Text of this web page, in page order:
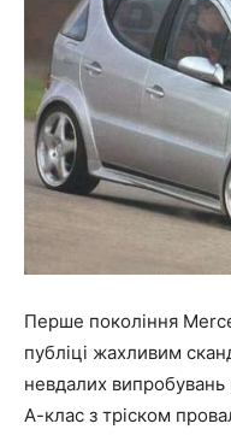
Перше покоління
публіці жахливим
невдалих випробувань
А-клас з тріском